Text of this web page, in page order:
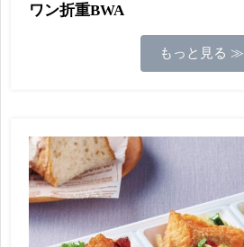
ワン折重BWA
もっと見る ≫